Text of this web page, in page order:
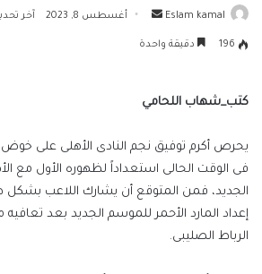
Eslam kamal
أرسل أغسطس 8, 2023 آخر
196 دقيقة واحدة
كتب_شهاب اللحامي
يحرص أكرم توفيق نجم النادى الأهلى على خوض
فى الوقت الحالى استعداداً لظهوره الأول مع
الجديد، فمن المتوقع أن يشارك اللاعب
إعداد المارد الأحمر للموسم الجديد بعد
الرباط الصليبى.